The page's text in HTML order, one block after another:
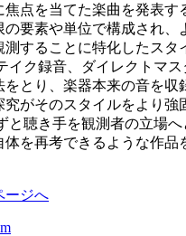
焦点を当てた楽曲を発表す
の要素や単位で構成され、
測することに特化したスタ
イク録音、ダイレクトマ
をとり、楽器本来の音を収
究がそのスタイルをより強
と聴き手を観測者の立場
体を再考できるような作品
ージへ